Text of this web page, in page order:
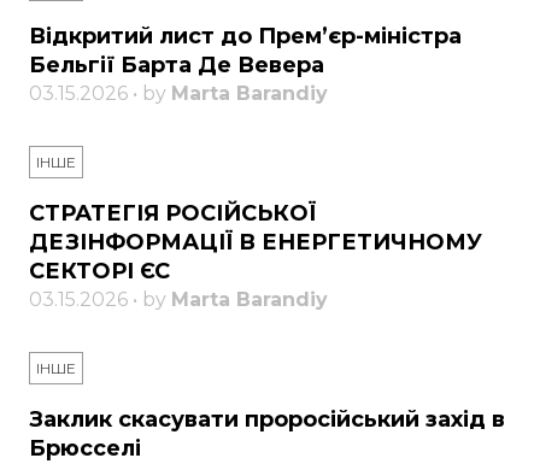
Відкритий лист до Прем’єр-міністра
Бельгії Барта Де Вевера
03.15.2026 • by Marta Barandiy
ІНШЕ
СТРАТЕГІЯ РОСІЙСЬКОЇ
ДЕЗІНФОРМАЦІЇ В ЕНЕРГЕТИЧНОМУ
СЕКТОРІ ЄС
03.15.2026 • by Marta Barandiy
ІНШЕ
Заклик скасувати проросійський захід в
Брюсселі